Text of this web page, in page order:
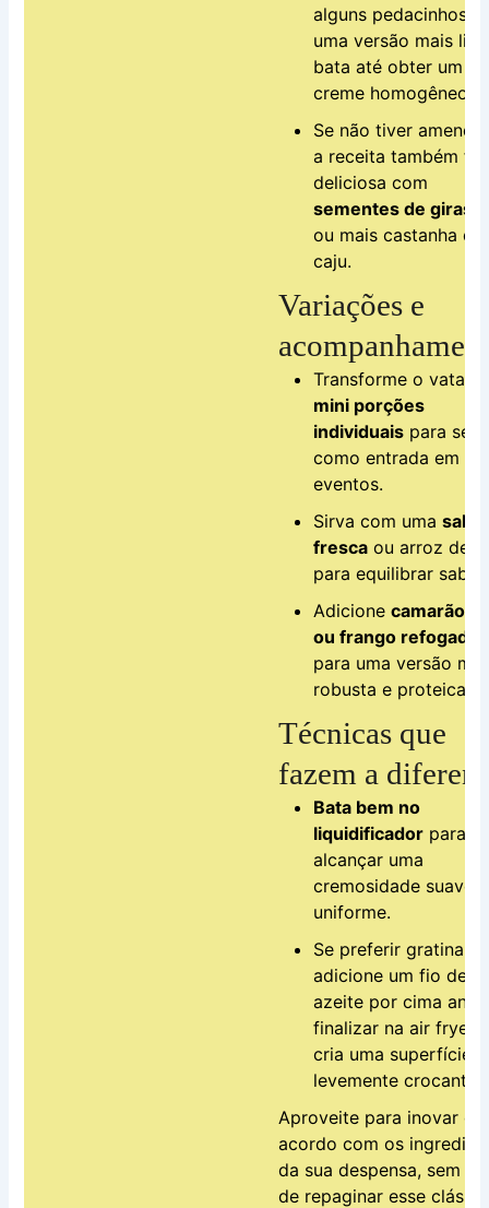
alguns pedacinhos.
uma versão mais
bata até obter um
creme homogêneo.
Se não tiver
a receita também
deliciosa com
sementes de
ou mais castanha de
caju.
Variações e
Transforme o
mini porções
individuais para
como entrada em
eventos.
Sirva com uma
fresca ou arroz de
para equilibrar
Adicionecamarão
ou frango refogado
para uma versão
robusta e proteica.
Técnicas que
fazem a
Bata bem no
liquidificador para
alcançar uma
cremosidade suave e
uniforme.
Se preferir gratinar,
adicione um fio de
azeite por cima
finalizar na air fryer –
cria uma superfície
levemente crocante.
Aproveite para inovar de
acordo com os
da sua despensa, sem
de repaginar esse